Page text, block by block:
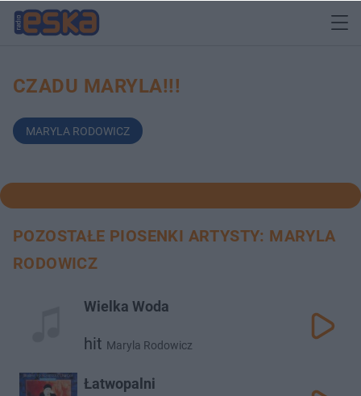
CZADU MARYLA!!!
MARYLA RODOWICZ
POZOSTAŁE PIOSENKI ARTYSTY: MARYLA
RODOWICZ
Wielka Woda
hit Maryla Rodowicz
Łatwopalni